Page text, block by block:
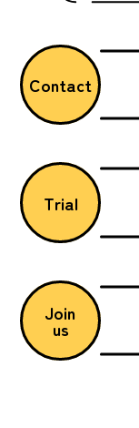
Contact
Trial
Join
us